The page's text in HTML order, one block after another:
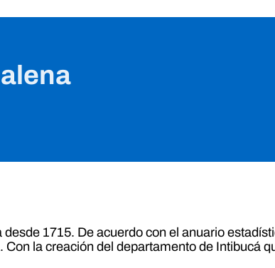
1715. De acuerdo con el anuario
la creación del departamento de Intibucá